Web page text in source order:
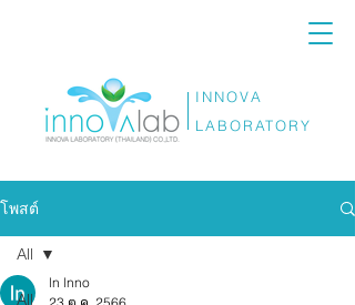
INNOVA
LABORATORY
โพสต์
All
All
ln lnno